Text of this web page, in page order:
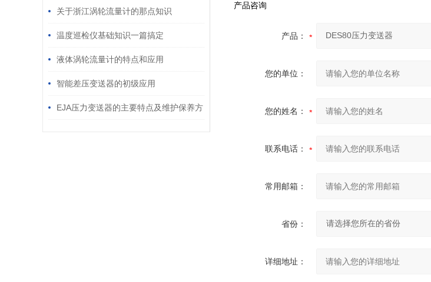
关于浙江涡轮流量计的那点知识
温度巡检仪基础知识一篇搞定
液体涡轮流量计的特点和应用
智能差压变送器的初级应用
EJA压力变送器的主要特点及维护保养方
产品咨询
产品：
您的单位：
您的姓名：
联系电话：
常用邮箱：
省份：
详细地址：